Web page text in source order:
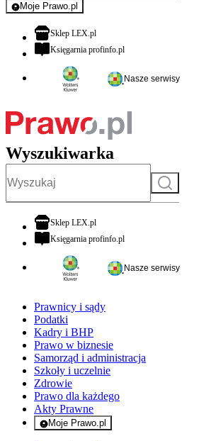
Moje Prawo.pl
- rejestracja i logowanie do serwisu
Sklep LEX.plotwiera się w nowej karcie
Księgarnia profinfo.plotwiera się w nowej karcie
Nasze serwisy
Wyszukiwarka
Szukaj
Sklep LEX.plotwiera się w nowej karcie
Księgarnia profinfo.plotwiera się w nowej karcie
Nasze serwisy
Prawnicy i sądy
Podatki
Kadry i BHP
Prawo w biznesie
Samorząd i administracja
Szkoły i uczelnie
Zdrowie
Prawo dla każdego
Akty Prawne
Moje Prawo.pl
- rejestracja i logowanie do serwisu